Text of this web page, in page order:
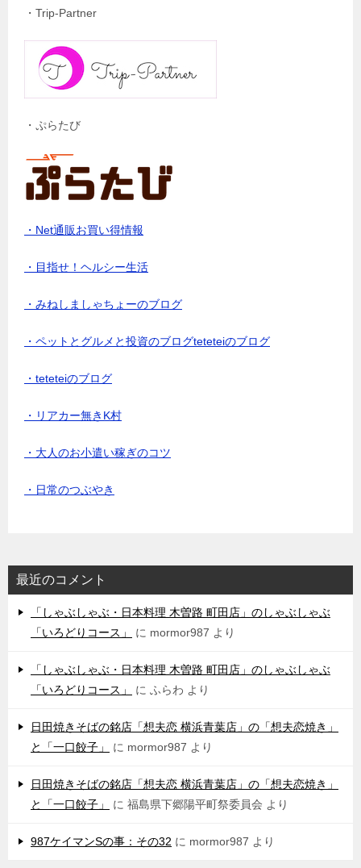
・Trip-Partner
・ぷらたび
・Net通販お買い得情報
・目指せ！ヘルシー生活
・みねしましゃちょーのブログ
・ペットとグルメと投資のブログteteteiのブログ
・teteteiのブログ
・リアカー無きK村
・大人のお小遣い稼ぎのコツ
・日常のつぶやき
最近のコメント
「しゃぶしゃぶ・日本料理 木曽路 町田店」のしゃぶしゃぶ
「いろどりコース」
に mormor987 より
「しゃぶしゃぶ・日本料理 木曽路 町田店」のしゃぶしゃぶ
「いろどりコース」
に ふらわ より
日田焼きそばの銘店「想夫恋 横浜青葉店」の「想夫恋焼き」
と「一口餃子」
に mormor987 より
日田焼きそばの銘店「想夫恋 横浜青葉店」の「想夫恋焼き」
と「一口餃子」
に 福島県下郷陽平町祭委員会 より
987ケイマンSの事：その32 に mormor987 より